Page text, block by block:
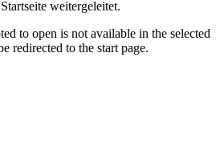
weitergeleitet.
to open is not available in the selected
redirected to the start page.